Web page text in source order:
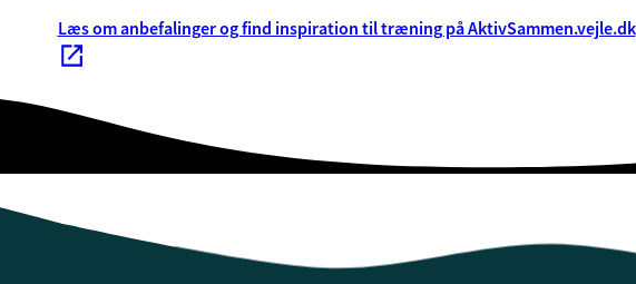
Læs om anbefalinger og find inspiration til træning på AktivSammen.vejle.dk